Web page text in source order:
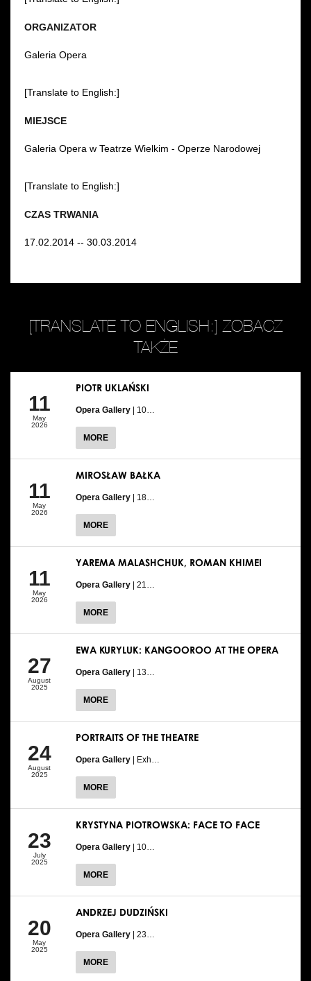
[Translate to English:]
CZAS TRWANIA
17.02.2014 -- 30.03.2014
[Translate to English:]
MIEJSCE
Galeria Opera w Teatrze Wielkim - Operze Narodowej
ORGANIZATOR
Galeria Opera
[TRANSLATE TO ENGLISH:] ZOBACZ
TAKŻE
11
May
2026
PIOTR UKLAŃSKI
Opera Gallery | 10…
MORE
11
May
2026
MIROSŁAW BAŁKA
Opera Gallery | 18…
MORE
11
May
2026
YAREMA MALASHCHUK, ROMAN KHIMEI
Opera Gallery | 21…
MORE
27
August
2025
EWA KURYLUK: KANGOOROO AT THE OPERA
Opera Gallery | 13…
MORE
24
August
2025
PORTRAITS OF THE THEATRE
Opera Gallery | Exh…
MORE
23
July
2025
KRYSTYNA PIOTROWSKA: FACE TO FACE
Opera Gallery | 10…
MORE
20
May
2025
ANDRZEJ DUDZIŃSKI
Opera Gallery | 23…
MORE